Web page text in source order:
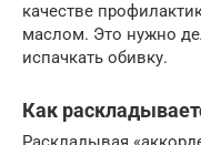
качестве
маслом. Это нужно
испачкать обивку.
Как